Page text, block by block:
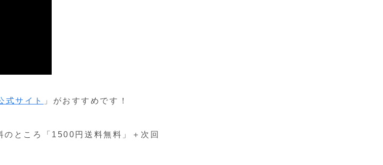
式サイト 」がおすすめです！
ところ「1500円送料無料」＋次回